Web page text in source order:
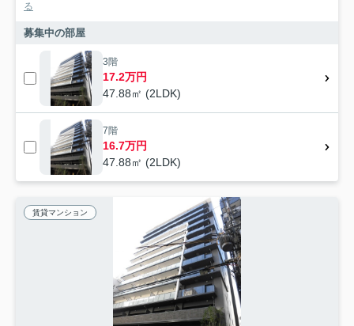
る
募集中の部屋
3階
17.2万円
47.88㎡ (2LDK)
7階
16.7万円
47.88㎡ (2LDK)
賃貸マンション